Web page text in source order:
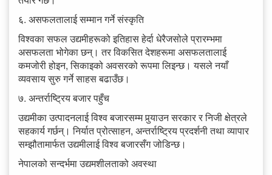
६. असफलतालाई सम्मान गर्ने संस्कृति
विश्वका सफल उद्यमीहरूको इतिहास हेर्दा धेरैजसोले प्रारम्भमा
असफलता भोगेका छन्। तर विकसित देशहरूमा असफलतालाई
कमजोरी होइन, सिकाइको अवसरको रूपमा लिइन्छ। यसले नयाँ
व्यवसाय सुरु गर्ने साहस बढाउँछ।
७. अन्तर्राष्ट्रिय बजार पहुँच
उद्यमीका उत्पादनलाई विश्व बजारसम्म पुर्‍याउन सरकार र निजी क्षेत्रले
सहकार्य गर्छन्। निर्यात प्रोत्साहन, अन्तर्राष्ट्रिय प्रदर्शनी तथा व्यापार
सम्झौतामार्फत उद्यमीलाई विश्व बजारसँग जोडिन्छ।
नेपालको सन्दर्भमा उद्यमशीलताको अवस्था